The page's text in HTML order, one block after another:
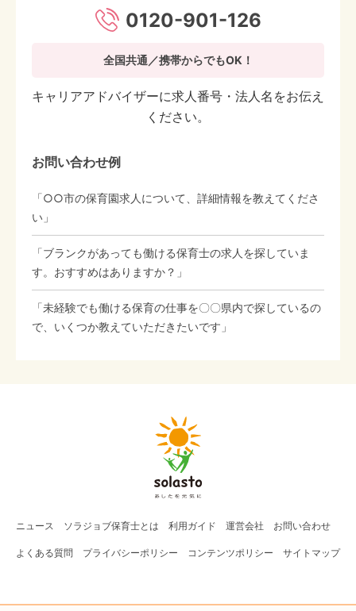
0120-901-126
全国共通／携帯からでもOK！
キャリアアドバイザーに求人番号・法人名をお伝え
ください。
お問い合わせ例
「○○市の保育園求人について、詳細情報を教えてくださ
い」
「ブランクがあっても働ける保育士の求人を探していま
す。おすすめはありますか？」
「未経験でも働ける保育の仕事を〇〇県内で探しているの
で、いくつか教えていただきたいです」
ニュース ソラジョブ保育士とは 利用ガイド 運営会社 お問い合わせ
よくある質問 プライバシーポリシー コンテンツポリシー サイトマップ